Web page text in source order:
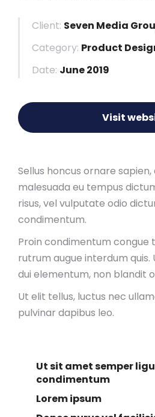
Client: Seven Media
Category: Product
Date: June 2019
Visit
Sellus honcus ornare
malesuada eu tempus
risus, vel vulputate odio
condimentum.
Proin condimentum congue
rutrum augue interdum quis.
dui elementum, non blandit
Ut elit tellus, luctus nec
pulvinar dapibus leo.
Ut sit amet semper
condimentum
Lorem ipsum